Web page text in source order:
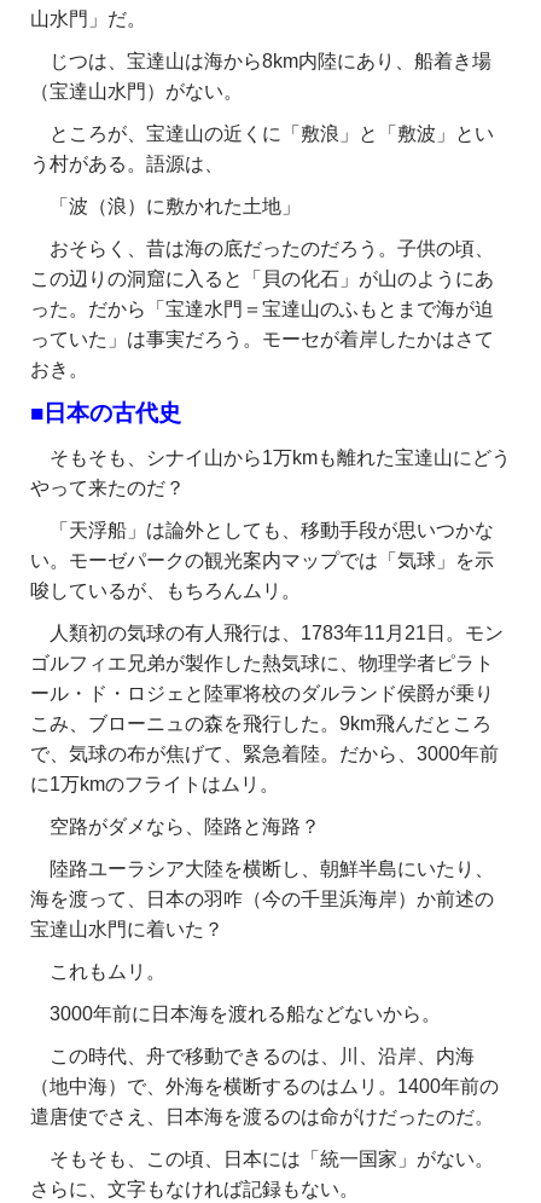
山水門」だ。
じつは、宝達山は海から8km内陸にあり、船着き場
（宝達山水門）がない。
ところが、宝達山の近くに「敷浪」と「敷波」とい
う村がある。語源は、
「波（浪）に敷かれた土地」
おそらく、昔は海の底だったのだろう。子供の頃、
この辺りの洞窟に入ると「貝の化石」が山のようにあ
った。だから「宝達水門＝宝達山のふもとまで海が迫
っていた」は事実だろう。モーセが着岸したかはさて
おき。
■日本の古代史
そもそも、シナイ山から1万kmも離れた宝達山にどう
やって来たのだ？
「天浮船」は論外としても、移動手段が思いつかな
い。モーゼパークの観光案内マップでは「気球」を示
唆しているが、もちろんムリ。
人類初の気球の有人飛行は、1783年11月21日。モン
ゴルフィエ兄弟が製作した熱気球に、物理学者ピラト
ール・ド・ロジェと陸軍将校のダルランド侯爵が乗り
こみ、ブローニュの森を飛行した。9km飛んだところ
で、気球の布が焦げて、緊急着陸。だから、3000年前
に1万kmのフライトはムリ。
空路がダメなら、陸路と海路？
陸路ユーラシア大陸を横断し、朝鮮半島にいたり、
海を渡って、日本の羽咋（今の千里浜海岸）か前述の
宝達山水門に着いた？
これもムリ。
3000年前に日本海を渡れる船などないから。
この時代、舟で移動できるのは、川、沿岸、内海
（地中海）で、外海を横断するのはムリ。1400年前の
遣唐使でさえ、日本海を渡るのは命がけだったのだ。
そもそも、この頃、日本には「統一国家」がない。
さらに、文字もなければ記録もない。